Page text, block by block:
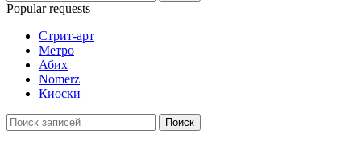
Popular requests
Стрит-арт
Метро
Абих
Nomerz
Киоски
Поиск